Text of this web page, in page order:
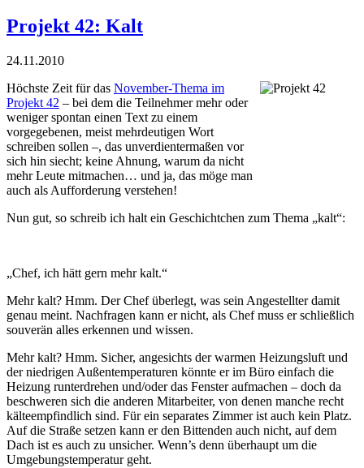
Projekt 42: Kalt
24.11.2010
Höchste Zeit für das November-Thema im
Projekt 42 – bei dem die Teilnehmer mehr oder
weniger spontan einen Text zu einem
vorgegebenen, meist mehr­deutigen Wort
schreiben sollen –, das unverdientermaßen vor
sich hin siecht; keine Ahnung, warum da nicht
mehr Leute mitmachen… und ja, das möge man
auch als Aufforderung verstehen!
Nun gut, so schreib ich halt ein Geschichtchen zum Thema „kalt“:
„Chef, ich hätt gern mehr kalt.“
Mehr kalt? Hmm. Der Chef überlegt, was sein Angestellter damit
genau meint. Nachfragen kann er nicht, als Chef muss er schließlich
souverän alles erkennen und wissen.
Mehr kalt? Hmm. Sicher, angesichts der warmen Heizungsluft und
der niedrigen Außentemperaturen könnte er im Büro einfach die
Heizung runterdrehen und/oder das Fenster aufmachen – doch da
beschweren sich die anderen Mitarbeiter, von denen manche recht
kälteempfindlich sind. Für ein separates Zimmer ist auch kein Platz.
Auf die Straße setzen kann er den Bittenden auch nicht, auf dem
Dach ist es auch zu unsicher. Wenn’s denn überhaupt um die
Umgebungstemperatur geht.